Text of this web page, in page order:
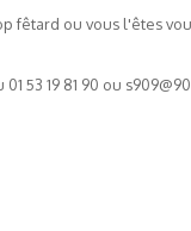
fêtard ou vous l'êtes
53 19 81 90 ou